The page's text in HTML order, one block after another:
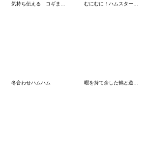
冬合わせハムハム 暇を持て余した鶴と遊ぶ本丸スタンプ